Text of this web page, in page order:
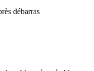
débarras